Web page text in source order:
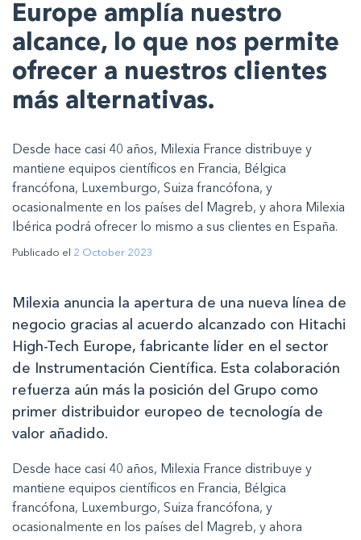
Europe amplía nuestro
alcance, lo que nos permite
ofrecer a nuestros clientes
más alternativas.
Desde hace casi 40 años, Milexia France distribuye y
mantiene equipos científicos en Francia, Bélgica
francófona, Luxemburgo, Suiza francófona, y
ocasionalmente en los países del Magreb, y ahora Milexia
Ibérica podrá ofrecer lo mismo a sus clientes en España.
Publicado el 2 October 2023
Milexia anuncia la apertura de una nueva línea de
negocio gracias al acuerdo alcanzado con Hitachi
High-Tech Europe, fabricante líder en el sector
de Instrumentación Científica. Esta colaboración
refuerza aún más la posición del Grupo como
primer distribuidor europeo de tecnología de
valor añadido.
Desde hace casi 40 años, Milexia France distribuye y
mantiene equipos científicos en Francia, Bélgica
francófona, Luxemburgo, Suiza francófona, y
ocasionalmente en los países del Magreb, y ahora